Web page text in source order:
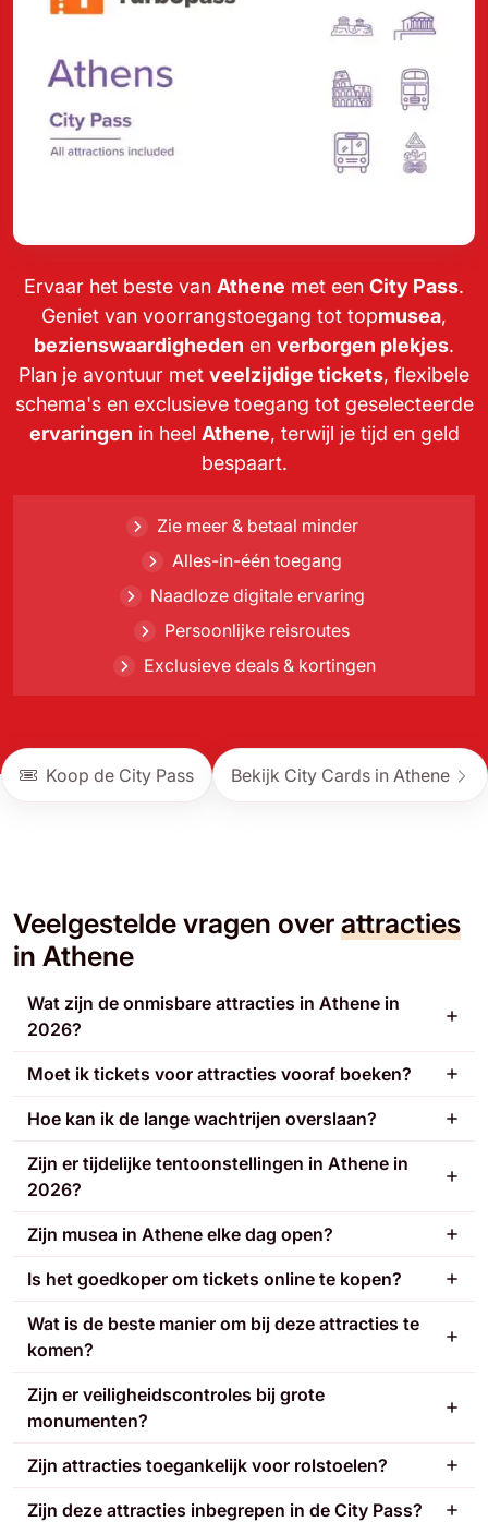
Ervaar het beste van Athene met een City Pass.
Geniet van voorrangstoegang tot topmusea,
bezienswaardigheden en verborgen plekjes.
Plan je avontuur met veelzijdige tickets, flexibele
schema's en exclusieve toegang tot geselecteerde
ervaringen in heel Athene, terwijl je tijd en geld
bespaart.
Zie meer & betaal minder
Alles-in-één toegang
Naadloze digitale ervaring
Persoonlijke reisroutes
Exclusieve deals & kortingen
Koop de City Pass Bekijk City Cards in Athene
Veelgestelde vragen over attracties
in Athene
Wat zijn de onmisbare attracties in Athene in
2026?
Moet ik tickets voor attracties vooraf boeken?
Hoe kan ik de lange wachtrijen overslaan?
Zijn er tijdelijke tentoonstellingen in Athene in
2026?
Zijn musea in Athene elke dag open?
Is het goedkoper om tickets online te kopen?
Wat is de beste manier om bij deze attracties te
komen?
Zijn er veiligheidscontroles bij grote
monumenten?
Zijn attracties toegankelijk voor rolstoelen?
Zijn deze attracties inbegrepen in de City Pass?